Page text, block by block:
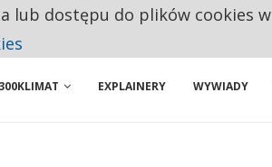
300KLIMAT EXPLAINERY WYWIADY
lub dostępu do plików cookies w